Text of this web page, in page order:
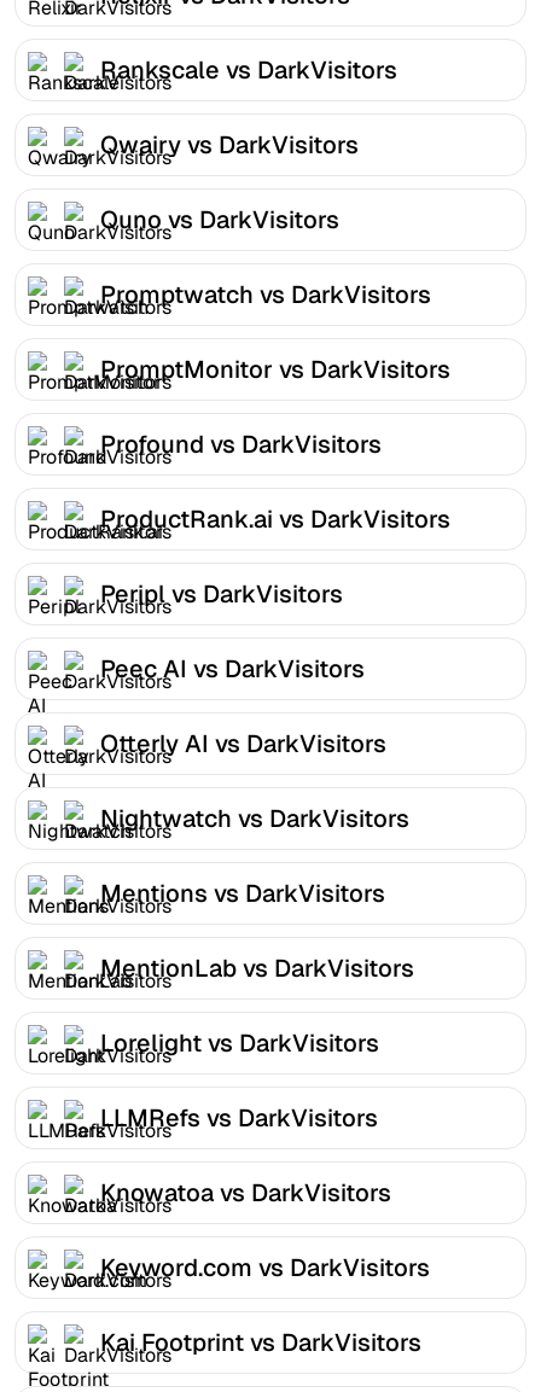
Rankscale vs DarkVisitors
Qwairy vs DarkVisitors
Quno vs DarkVisitors
Promptwatch vs DarkVisitors
PromptMonitor vs DarkVisitors
Profound vs DarkVisitors
ProductRank.ai vs DarkVisitors
Peripl vs DarkVisitors
Peec AI vs DarkVisitors
Otterly AI vs DarkVisitors
Nightwatch vs DarkVisitors
Mentions vs DarkVisitors
MentionLab vs DarkVisitors
Lorelight vs DarkVisitors
LLMRefs vs DarkVisitors
Knowatoa vs DarkVisitors
Keyword.com vs DarkVisitors
Kai Footprint vs DarkVisitors